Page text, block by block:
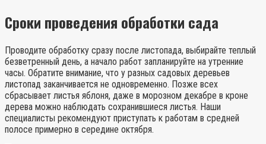
Сроки проведения обработки сада
Проводите обработку сразу после листопада, выбирайте теплый
безветренный день, а начало работ запланируйте на утренние
часы. Обратите внимание, что у разных садовых деревьев
листопад заканчивается не одновременно. Позже всех
сбрасывает листья яблоня, даже в морозном декабре в кроне
дерева можно наблюдать сохранившиеся листья. Наши
специалисты рекомендуют приступать к работам в средней
полосе примерно в середине октября.